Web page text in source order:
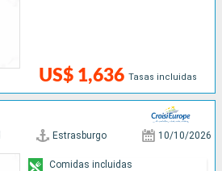
US$ 1,636 Tasas incluidas
Estrasburgo 10/10/2026
Comidas incluidas